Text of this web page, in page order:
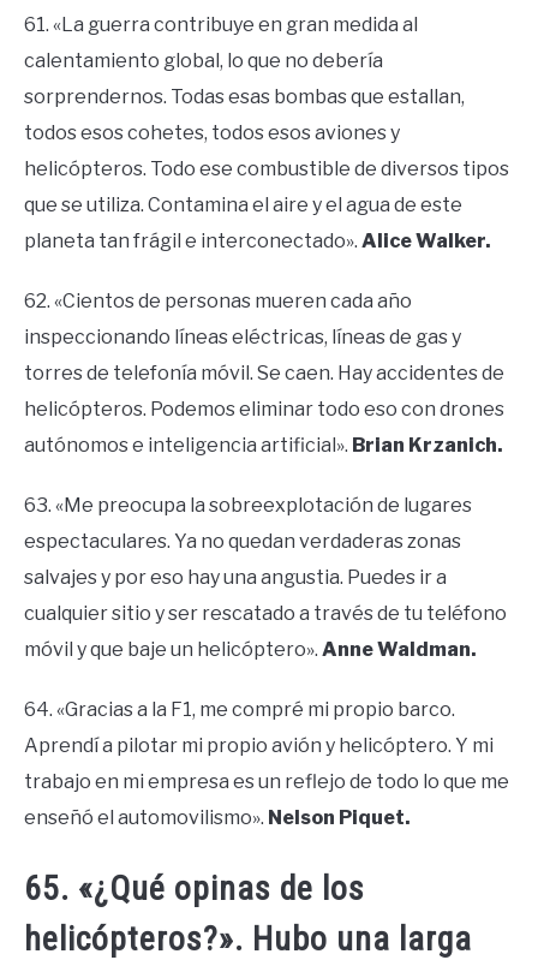
61. «La guerra contribuye en gran medida al
calentamiento global, lo que no debería
sorprendernos. Todas esas bombas que estallan,
todos esos cohetes, todos esos aviones y
helicópteros. Todo ese combustible de diversos tipos
que se utiliza. Contamina el aire y el agua de este
planeta tan frágil e interconectado». Alice Walker.
62. «Cientos de personas mueren cada año
inspeccionando líneas eléctricas, líneas de gas y
torres de telefonía móvil. Se caen. Hay accidentes de
helicópteros. Podemos eliminar todo eso con drones
autónomos e inteligencia artificial». Brian Krzanich.
63. «Me preocupa la sobreexplotación de lugares
espectaculares. Ya no quedan verdaderas zonas
salvajes y por eso hay una angustia. Puedes ir a
cualquier sitio y ser rescatado a través de tu teléfono
móvil y que baje un helicóptero». Anne Waldman.
64. «Gracias a la F1, me compré mi propio barco.
Aprendí a pilotar mi propio avión y helicóptero. Y mi
trabajo en mi empresa es un reflejo de todo lo que me
enseñó el automovilismo». Nelson Piquet.
65. «¿Qué opinas de los
helicópteros?». Hubo una larga